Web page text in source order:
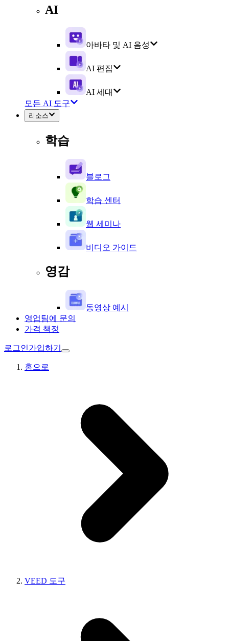
AI
아바타 및 AI 음성
AI 편집
AI 세대
모든 AI 도구
리소스
학습
블로그
학습 센터
웹 세미나
비디오 가이드
영감
동영상 예시
영업팀에 문의
가격 책정
로그인가입하기
홈으로
VEED 도구